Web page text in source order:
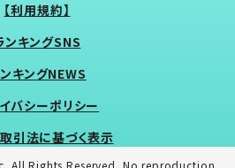
【利用規約】
ンキングSNS
キングNEWS
バシーポリシー
引法に基づく表示
All Rights Reserved. No reproduction